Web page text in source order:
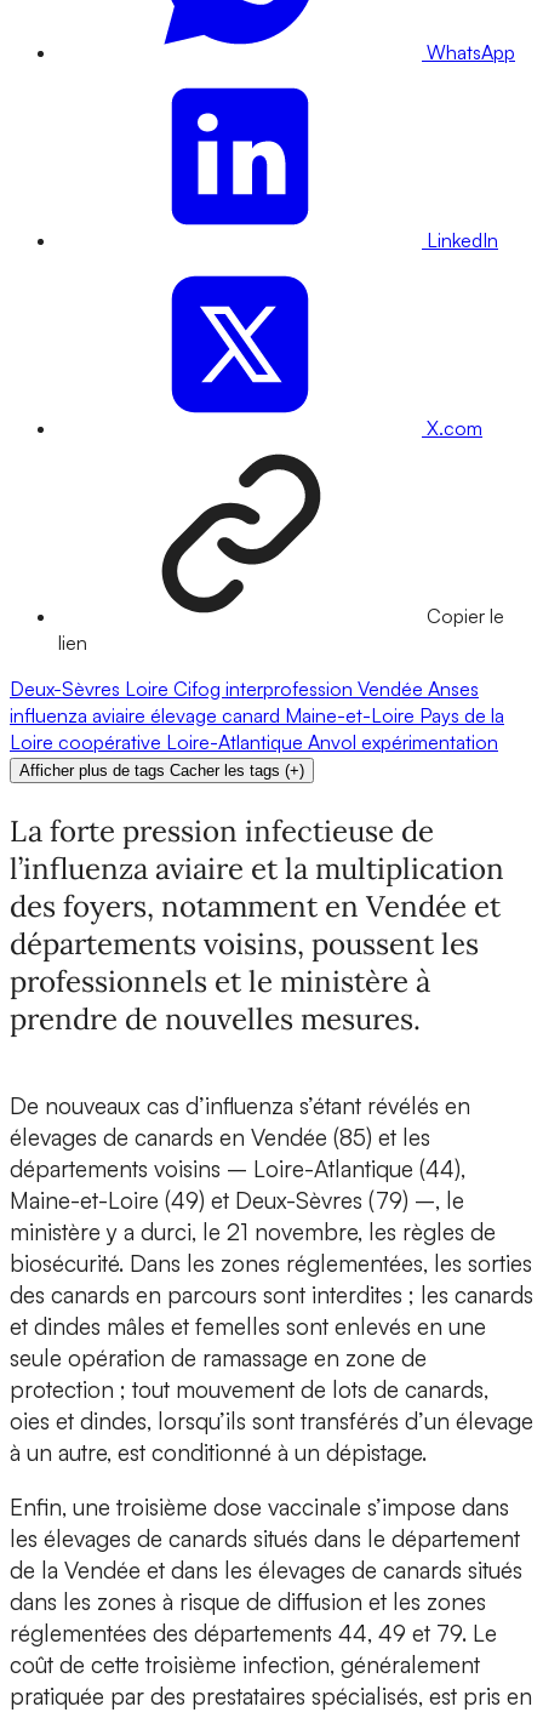
WhatsApp
LinkedIn
X.com
Copier le
lien
Deux-Sèvres Loire Cifog interprofession Vendée Anses
influenza aviaire élevage canard Maine-et-Loire Pays de la
Loire coopérative Loire-Atlantique Anvol expérimentation
Afficher plus de tags Cacher les tags (+)
La forte pression infectieuse de
l’influenza aviaire et la multiplication
des foyers, notamment en Vendée et
départements voisins, poussent les
professionnels et le ministère à
prendre de nouvelles mesures.
De nouveaux cas d’influenza s’étant révélés en
élevages de canards en Vendée (85) et les
départements voisins – Loire-Atlantique (44),
Maine-et-Loire (49) et Deux-Sèvres (79) –, le
ministère y a durci, le 21 novembre, les règles de
biosécurité. Dans les zones réglementées, les sorties
des canards en parcours sont interdites ; les canards
et dindes mâles et femelles sont enlevés en une
seule opération de ramassage en zone de
protection ; tout mouvement de lots de canards,
oies et dindes, lorsqu’ils sont transférés d’un élevage
à un autre, est conditionné à un dépistage.
Enfin, une troisième dose vaccinale s’impose dans
les élevages de canards situés dans le département
de la Vendée et dans les élevages de canards situés
dans les zones à risque de diffusion et les zones
réglementées des départements 44, 49 et 79. Le
coût de cette troisième infection, généralement
pratiquée par des prestataires spécialisés, est pris en